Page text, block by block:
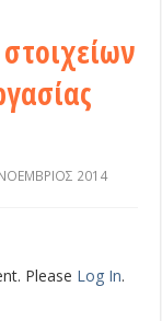
2014
Please Log In.